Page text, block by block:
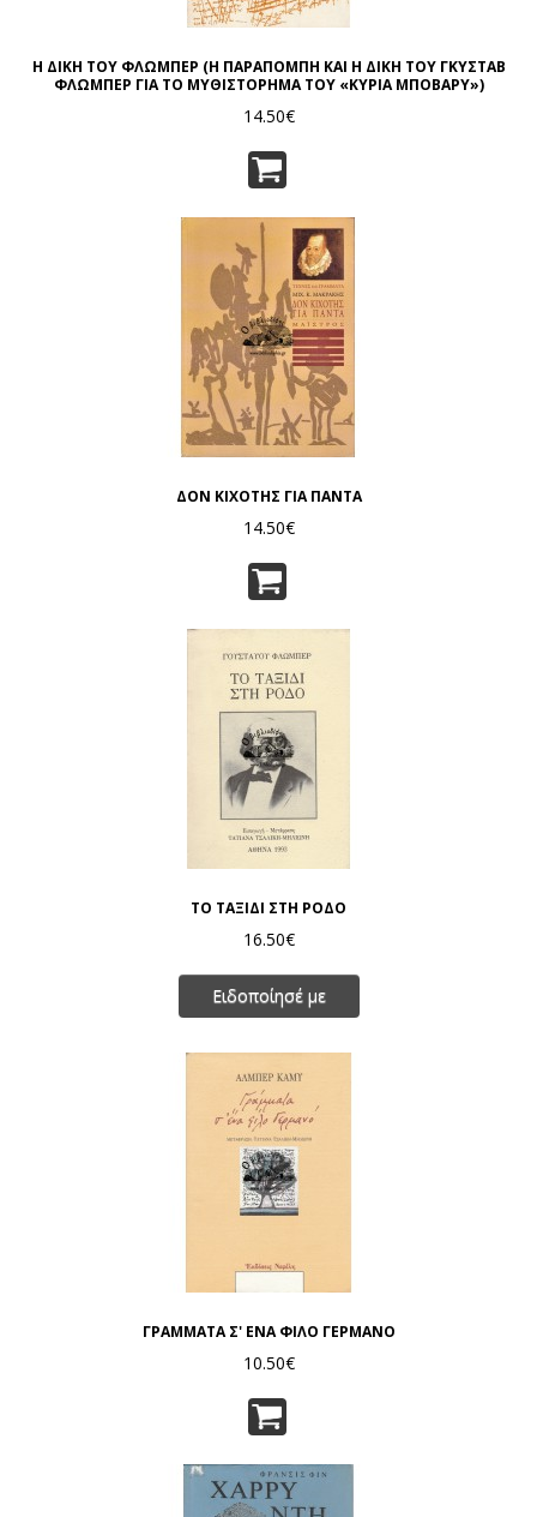
Η ΔΙΚΗ ΤΟΥ ΦΛΩΜΠΕΡ (Η ΠΑΡΑΠΟΜΠΗ ΚΑΙ Η ΔΙΚΗ ΤΟΥ ΓΚΥΣΤΑΒ
ΦΛΩΜΠΕΡ ΓΙΑ ΤΟ ΜΥΘΙΣΤΟΡΗΜΑ ΤΟΥ «ΚΥΡΙΑ ΜΠΟΒΑΡΥ»)
14.50€
ΔΟΝ ΚΙΧΟΤΗΣ ΓΙΑ ΠΑΝΤΑ
14.50€
ΤΟ ΤΑΞΙΔΙ ΣΤΗ ΡΟΔΟ
16.50€
Ειδοποίησέ με
ΓΡΑΜΜΑΤΑ Σ' ΕΝΑ ΦΙΛΟ ΓΕΡΜΑΝΟ
10.50€